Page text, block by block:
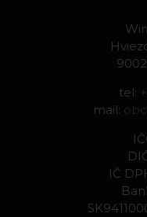
tel:
mail:
IČ